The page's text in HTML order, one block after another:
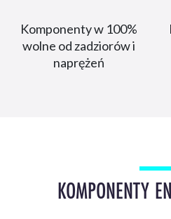
Komponenty w 100%
wolne od zadziorów i
naprężeń
KOMPONENTY